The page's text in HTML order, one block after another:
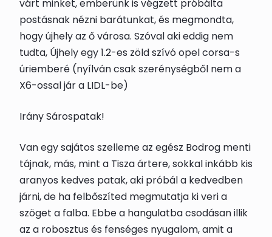
várt minket, emberünk is végzett próbálta
postásnak nézni barátunkat, és megmondta,
hogy újhely az ő városa. Szóval aki eddig nem
tudta, Újhely egy 1.2-es zöld szívó opel corsa-s
úriemberé (nyílván csak szerénységből nem a
X6-ossal jár a LIDL-be)
Irány Sárospatak!
Van egy sajátos szelleme az egész Bodrog menti
tájnak, más, mint a Tisza ártere, sokkal inkább kis
aranyos kedves patak, aki próbál a kedvedben
járni, de ha felbőszíted megmutatja ki veri a
szöget a falba. Ebbe a hangulatba csodásan illik
az a robosztus és fenséges nyugalom, amit a